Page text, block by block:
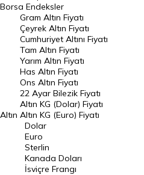
Raporlar
Endeksler
DÖVİZ
Döviz Kuru
Dolar Kuru
Euro Kuru
Pound Kuru
Frank Kuru
Borsa Endeksler
Altın
Gram Altın Fiyatı
Çeyrek Altın Fiyatı
Cumhuriyet Altını Fiyatı
Tam Altın Fiyatı
Yarım Altın Fiyatı
Has Altın Fiyatı
Ons Altın Fiyatı
22 Ayar Bilezik Fiyatı
Altın KG (Dolar) Fiyatı
Altın KG (Euro) Fiyatı
Dolar
Euro
Sterlin
Kanada Doları
İsviçre Frangı